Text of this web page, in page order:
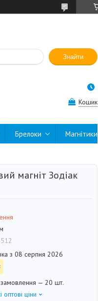
Знайти
Кошик
Брелоки Магнітики
магніт Зодіак
з 08 серпня 2026
замовлення — 20 шт.
оптові ціни